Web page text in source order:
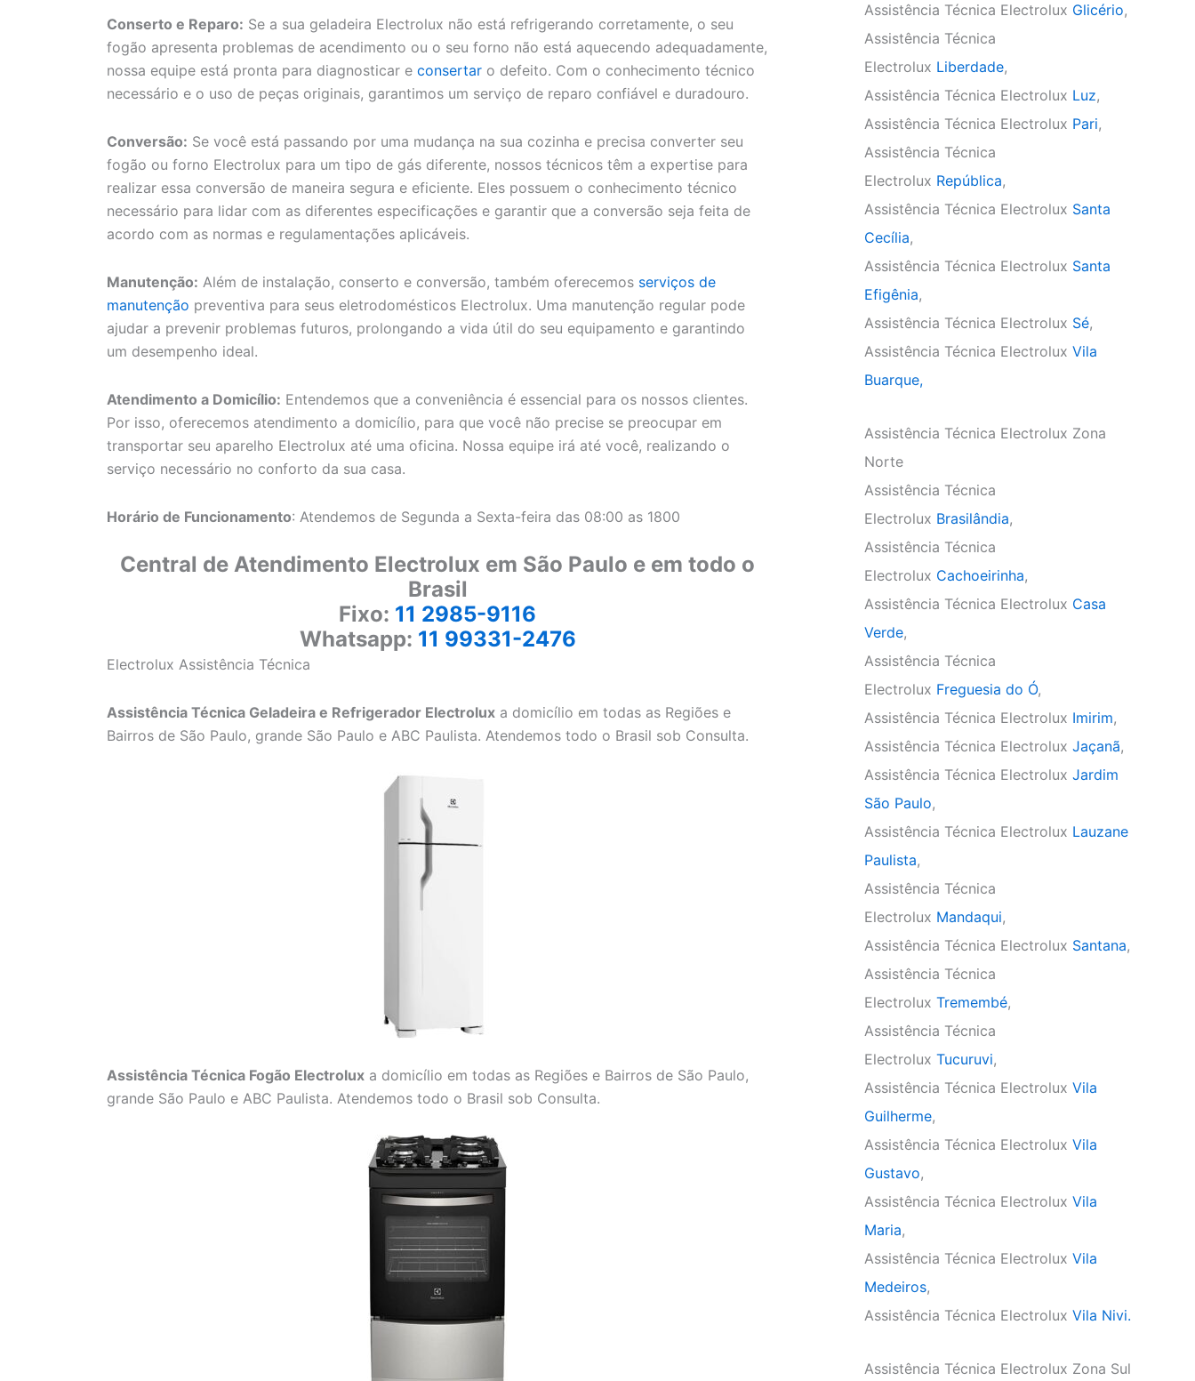
Conserto e Reparo: Se a sua geladeira Electrolux não está refrigerando corretamente, o seu
fogão apresenta problemas de acendimento ou o seu forno não está aquecendo adequadamente,
nossa equipe está pronta para diagnosticar e consertar o defeito. Com o conhecimento técnico
necessário e o uso de peças originais, garantimos um serviço de reparo confiável e duradouro.
Conversão: Se você está passando por uma mudança na sua cozinha e precisa converter seu
fogão ou forno Electrolux para um tipo de gás diferente, nossos técnicos têm a expertise para
realizar essa conversão de maneira segura e eficiente. Eles possuem o conhecimento técnico
necessário para lidar com as diferentes especificações e garantir que a conversão seja feita de
acordo com as normas e regulamentações aplicáveis.
Manutenção: Além de instalação, conserto e conversão, também oferecemos serviços de
manutenção preventiva para seus eletrodomésticos Electrolux. Uma manutenção regular pode
ajudar a prevenir problemas futuros, prolongando a vida útil do seu equipamento e garantindo
um desempenho ideal.
Atendimento a Domicílio: Entendemos que a conveniência é essencial para os nossos clientes.
Por isso, oferecemos atendimento a domicílio, para que você não precise se preocupar em
transportar seu aparelho Electrolux até uma oficina. Nossa equipe irá até você, realizando o
serviço necessário no conforto da sua casa.
Horário de Funcionamento: Atendemos de Segunda a Sexta-feira das 08:00 as 1800
Central de Atendimento Electrolux em São Paulo e em todo o
Brasil
Fixo: 11 2985-9116
Whatsapp: 11 99331-2476
Electrolux Assistência Técnica
Assistência Técnica Geladeira e Refrigerador Electrolux a domicílio em todas as Regiões e
Bairros de São Paulo, grande São Paulo e ABC Paulista. Atendemos todo o Brasil sob Consulta.
Assistência Técnica Fogão Electrolux a domicílio em todas as Regiões e Bairros de São Paulo,
grande São Paulo e ABC Paulista. Atendemos todo o Brasil sob Consulta.
Assistência Técnica Electrolux Glicério,
Assistência Técnica
Electrolux Liberdade,
Assistência Técnica Electrolux Luz,
Assistência Técnica Electrolux Pari,
Assistência Técnica
Electrolux República,
Assistência Técnica Electrolux Santa
Cecília,
Assistência Técnica Electrolux Santa
Efigênia,
Assistência Técnica Electrolux Sé,
Assistência Técnica Electrolux Vila
Buarque,
Assistência Técnica Electrolux Zona
Norte
Assistência Técnica
Electrolux Brasilândia,
Assistência Técnica
Electrolux Cachoeirinha,
Assistência Técnica Electrolux Casa
Verde,
Assistência Técnica
Electrolux Freguesia do Ó,
Assistência Técnica Electrolux Imirim,
Assistência Técnica Electrolux Jaçanã,
Assistência Técnica Electrolux Jardim
São Paulo,
Assistência Técnica Electrolux Lauzane
Paulista,
Assistência Técnica
Electrolux Mandaqui,
Assistência Técnica Electrolux Santana,
Assistência Técnica
Electrolux Tremembé,
Assistência Técnica
Electrolux Tucuruvi,
Assistência Técnica Electrolux Vila
Guilherme,
Assistência Técnica Electrolux Vila
Gustavo,
Assistência Técnica Electrolux Vila
Maria,
Assistência Técnica Electrolux Vila
Medeiros,
Assistência Técnica Electrolux Vila Nivi.
Assistência Técnica Electrolux Zona Sul